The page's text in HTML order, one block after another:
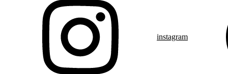
instagram